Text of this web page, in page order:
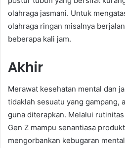
olahraga jasmani. Untuk
olahraga ringan misalnya
beberapa kali jam.
Akhir
Merawat kesehatan mental dan
tidaklah sesuatu yang gampang,
guna diterapkan. Melalui
Gen Z mampu senantiasa
mengorbankan kebugaran